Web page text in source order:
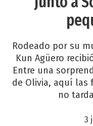
Rodeado por su
Kun Agüero
Entre una
de Olivia, aquí
no
3